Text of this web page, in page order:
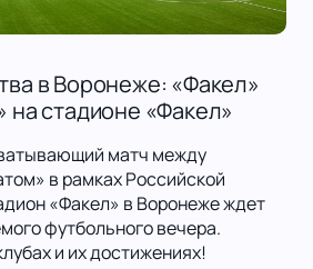
в Воронеже: «Факел»
на стадионе «Факел»
матч между
в рамках Российской
«Факел» в Воронеже ждет
футбольного вечера.
и их достижениях!